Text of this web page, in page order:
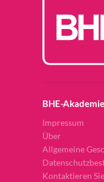
BHE-
Impressum
Über
Allgemeine
Kontaktieren